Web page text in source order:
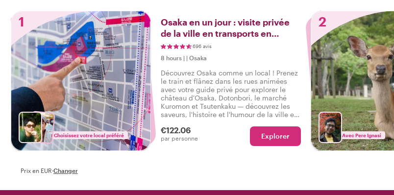
1
Choisissez votre local préféré
Osaka en un jour : visite privée
de la ville en transports en
commun696 avis
8 hours | | Osaka
Découvrez Osaka comme un local ! Prenez
le train et flânez dans les rues animées
avec votre guide privé pour explorer le
château d'Osaka, Dotonbori, le marché
Kuromon et Tsutenkaku — découvrez les
saveurs, l'histoire et l'humour de la ville en
€122.06
par personne Explorer
2
Avec Pere Ignasi
Prix en EUR·Changer